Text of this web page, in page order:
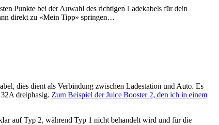
Punkte bei der Auwahl des richtigen Ladekabels für dein
direkt zu «Mein Tipp» springen…
dies dient als Verbindung zwischen Ladestation und Auto. Es
dreiphasig. Zum Beispiel der Juice Booster 2, den ich in einem
auf Typ 2, während Typ 1 nicht behandelt wird und für die